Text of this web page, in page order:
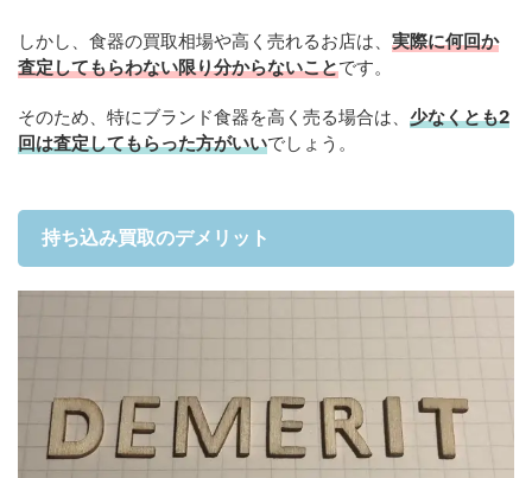
しかし、食器の買取相場や高く売れるお店は、 実際に何回か
査定してもらわない限り分からないことです。
そのため、特にブランド食器を高く売る場合は、 少なくとも2
回は査定してもらった方がいいでしょう。
持ち込み買取のデメリット